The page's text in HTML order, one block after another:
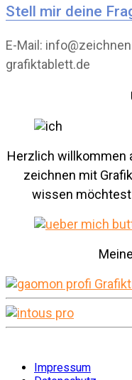
Stell mir deine
E-Mail:
grafiktablett.de
Herzlich willkommen
zeichnen mit
wissen möchtest
Impressum